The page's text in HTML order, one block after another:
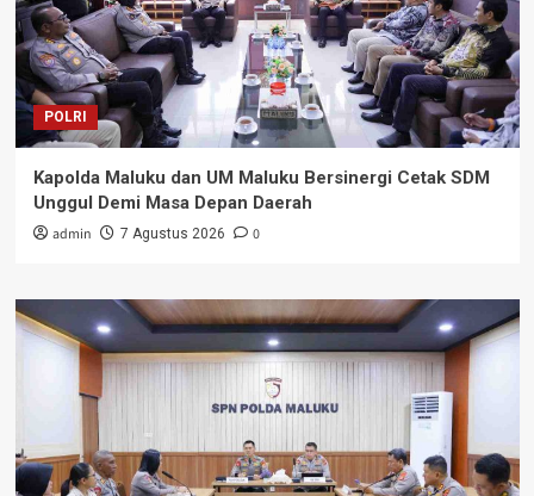
POLRI
Kapolda Maluku dan UM Maluku Bersinergi Cetak SDM
Unggul Demi Masa Depan Daerah
admin 7 Agustus 2026 0